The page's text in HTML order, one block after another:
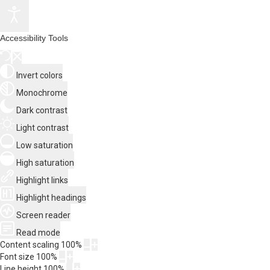
Accessibility Tools
Invert colors
Monochrome
Dark contrast
Light contrast
Low saturation
High saturation
Highlight links
Highlight headings
Screen reader
Read mode
Content scaling 100%
Font size 100%